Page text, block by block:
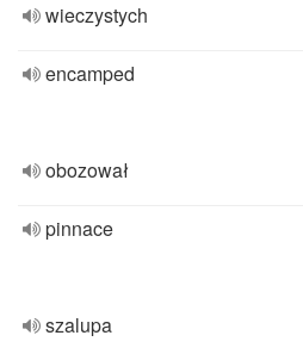
wieczystych
encamped
obozował
pinnace
szalupa